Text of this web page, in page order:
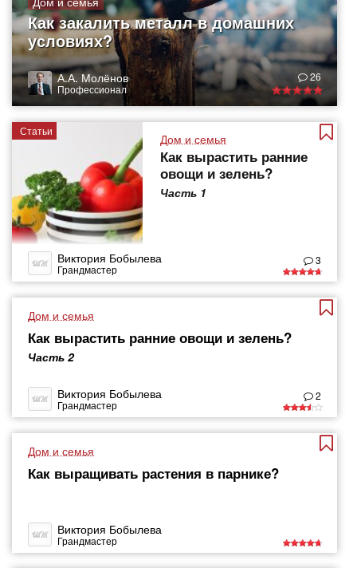
Как закалить металл в домашних
условиях?
А.А. Молёнов
Профессионал
26
Статьи
Дом и семья
Как вырастить ранние
овощи и зелень?
Часть 1
Виктория Бобылева
Грандмастер
3
Дом и семья
Как вырастить ранние овощи и зелень?
Часть 2
Виктория Бобылева
Грандмастер
2
Дом и семья
Как выращивать растения в парнике?
Виктория Бобылева
Грандмастер